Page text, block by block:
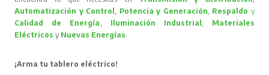
Automatización y Control
Potencia y Generación Respaldo y
Calidad de Energía
Iluminación Industrial
Materiales
Eléctricos y Nuevas Energías
¡Arma tu tablero eléctrico!